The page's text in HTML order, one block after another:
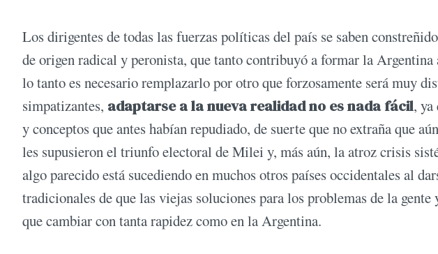
Los dirigentes de todas las fuerzas políticas del país se saben
de origen radical y peronista, que tanto contribuyó a formar la
lo tanto es necesario remplazarlo por otro que forzosamente será muy
simpatizantes, adaptarse a la nueva realidad no es nada fácil,
y conceptos que antes habían repudiado, de suerte que no extraña que
les supusieron el triunfo electoral de Milei y, más aún, la atroz crisis
algo parecido está sucediendo en muchos otros países occidentales al
tradicionales de que las viejas soluciones para los problemas de la
que cambiar con tanta rapidez como en la Argentina.